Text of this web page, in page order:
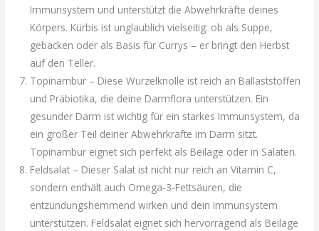
Immunsystem und unterstützt die Abwehrkräfte deines
Körpers. Kürbis ist unglaublich vielseitig: ob als Suppe,
gebacken oder als Basis für Currys – er bringt den Herbst
auf den Teller.
Topinambur – Diese Wurzelknolle ist reich an Ballaststoffen
und Präbiotika, die deine Darmflora unterstützen. Ein
gesunder Darm ist wichtig für ein starkes Immunsystem, da
ein großer Teil deiner Abwehrkräfte im Darm sitzt.
Topinambur eignet sich perfekt als Beilage oder in Salaten.
Feldsalat – Dieser Salat ist nicht nur reich an Vitamin C,
sondern enthält auch Omega-3-Fettsäuren, die
entzündungshemmend wirken und dein Immunsystem
unterstützen. Feldsalat eignet sich hervorragend als Beilage